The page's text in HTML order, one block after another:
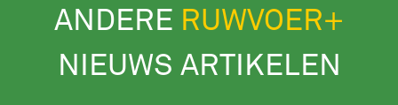
ANDERE RUWVOER+
NIEUWS ARTIKELEN